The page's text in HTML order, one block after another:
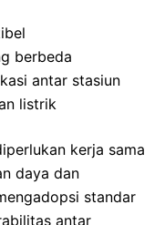
berbeda
antar stasiun
listrik
kerja sama
daya dan
standar
antar